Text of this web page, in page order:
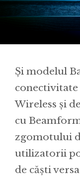
Și modelul
conectivitate
Wireless și
cu
zgomotului
utilizatorii
de căști